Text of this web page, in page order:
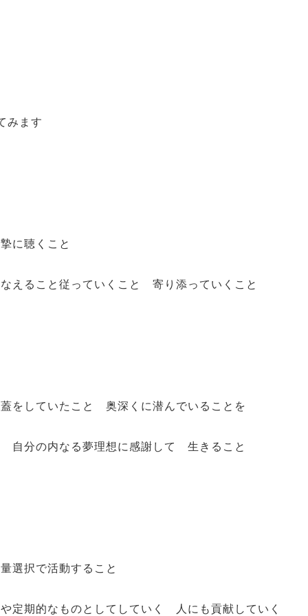
みます
に聴くこと
ること従っていくこと 寄り添っていくこと
していたこと 奥深くに潜んでいることを
分の内なる夢理想に感謝して 生きること
選択で活動すること
定期的なものとしてしていく 人にも貢献していく